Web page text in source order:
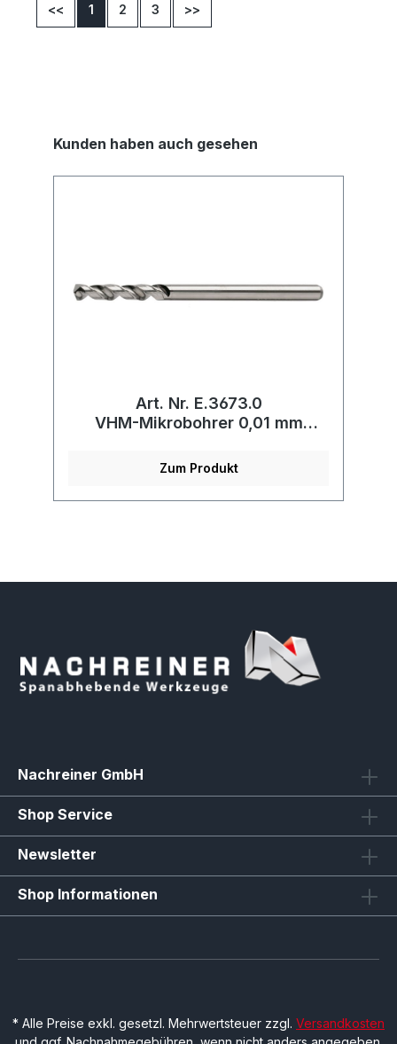
<< 1 2 3 >>
Kunden haben auch gesehen
Art. Nr. E.3673.0
VHM-Mikrobohrer 0,01 mm
Zum Produkt
Nachreiner GmbH
Shop Service
Newsletter
Shop Informationen
* Alle Preise exkl. gesetzl. Mehrwertsteuer zzgl. Versandkosten